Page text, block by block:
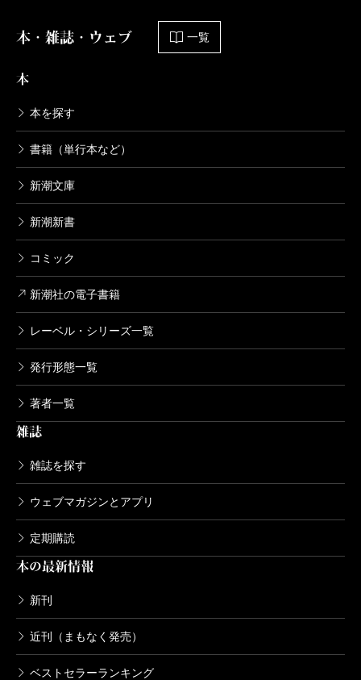
本・雑誌・ウェブ 一覧
本
本を探す
書籍（単行本など）
新潮文庫
新潮新書
コミック
新潮社の電子書籍
レーベル・シリーズ一覧
発行形態一覧
著者一覧
雑誌
雑誌を探す
ウェブマガジンとアプリ
定期購読
本の最新情報
新刊
近刊（まもなく発売）
ベストセラーランキング